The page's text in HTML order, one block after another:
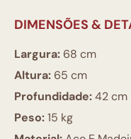
DIMENSÕES &
Largura: 68 cm
Altura: 65 cm
Profundidade:42 cm
Peso:15 kg